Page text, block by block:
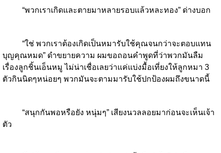
“พวกเราเกิดและตายมาหลายรอบแล้วหละทอง” ด่างบอก
“ใช่ พวกเราต้องเกิดเป็นหมารับใช้คุณจนกว่าจะตอบแทน
บุญคุณหมด” ดำขยายความ ผมขอถอนคำพูดที่ว่าพวกมันลืม
เรื่องลูกชิ้นเอ็นหมู ไม่น่าเชื่อเลยว่าแค่แบ่งมื้อเที่ยงให้ลูกหมา 3
ตัวกินนิดๆหน่อยๆ พวกมันจะตามมารับใช้ปกป้องผมถึงขนาดนี้
“สนุกกันพอหรือยัง หนุ่มๆ” เสียงนวลลอยมาก่อนจะเห็นเจ้า
ตัว